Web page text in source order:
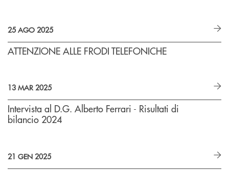
25 AGO 2025
ATTENZIONE ALLE FRODI TELEFONICHE
13 MAR 2025
Intervista al D.G. Alberto Ferrari - Risultati di
bilancio 2024
21 GEN 2025